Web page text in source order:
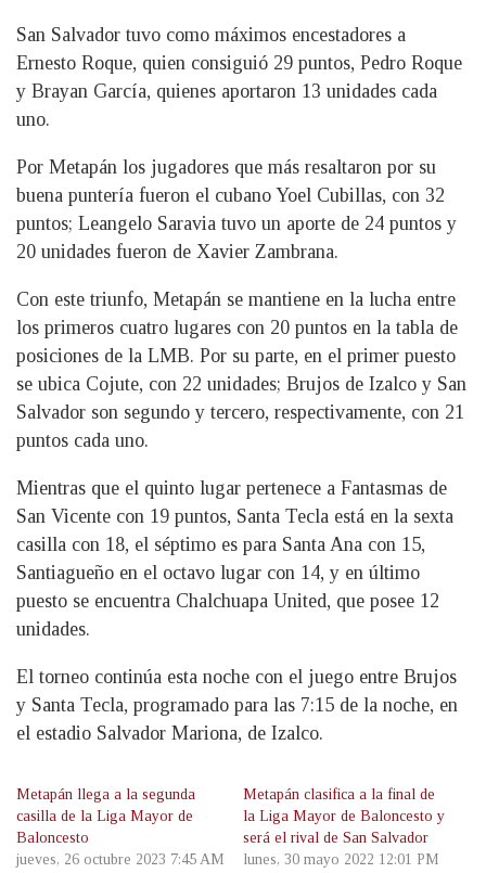
San Salvador tuvo como máximos encestadores a
Ernesto Roque, quien consiguió 29 puntos, Pedro Roque
y Brayan García, quienes aportaron 13 unidades cada
uno.
Por Metapán los jugadores que más resaltaron por su
buena puntería fueron el cubano Yoel Cubillas, con 32
puntos; Leangelo Saravia tuvo un aporte de 24 puntos y
20 unidades fueron de Xavier Zambrana.
Con este triunfo, Metapán se mantiene en la lucha entre
los primeros cuatro lugares con 20 puntos en la tabla de
posiciones de la LMB. Por su parte, en el primer puesto
se ubica Cojute, con 22 unidades; Brujos de Izalco y San
Salvador son segundo y tercero, respectivamente, con 21
puntos cada uno.
Mientras que el quinto lugar pertenece a Fantasmas de
San Vicente con 19 puntos, Santa Tecla está en la sexta
casilla con 18, el séptimo es para Santa Ana con 15,
Santiagueño en el octavo lugar con 14, y en último
puesto se encuentra Chalchuapa United, que posee 12
unidades.
El torneo continúa esta noche con el juego entre Brujos
y Santa Tecla, programado para las 7:15 de la noche, en
el estadio Salvador Mariona, de Izalco.
Metapán llega a la segunda
casilla de la Liga Mayor de
Baloncesto
jueves, 26 octubre 2023 7:45 AM
Metapán clasifica a la final de
la Liga Mayor de Baloncesto y
será el rival de San Salvador
lunes, 30 mayo 2022 12:01 PM